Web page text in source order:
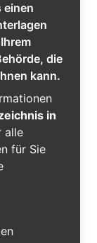
einen
die
kann.
in
alle
für Sie